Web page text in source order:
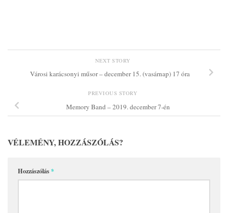
NEXT STORY
Városi karácsonyi műsor – december 15. (vasárnap) 17 óra
PREVIOUS STORY
Memory Band – 2019. december 7-én
VÉLEMÉNY, HOZZÁSZÓLÁS?
Hozzászólás*